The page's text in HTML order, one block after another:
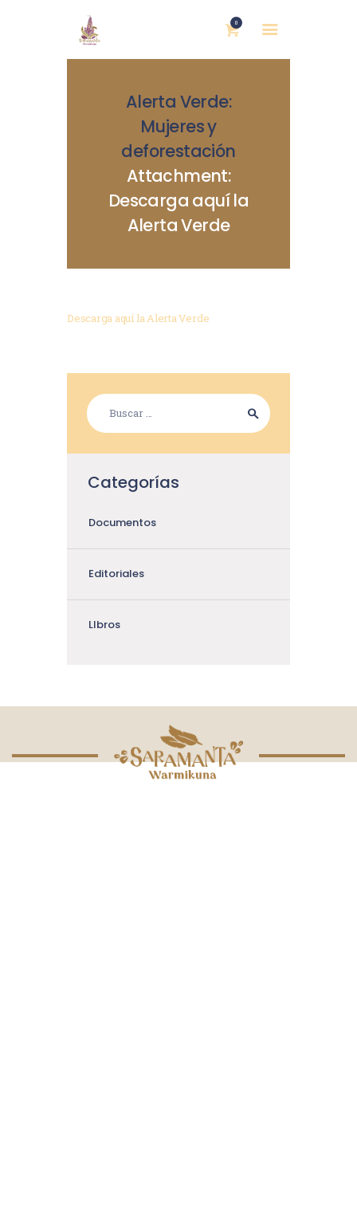
0
Alerta Verde:
Mujeres y
deforestación
Attachment:
Descarga aquí la
Alerta Verde
NOSOTRAS
CONTACTOS
Descarga aquí la Alerta Verde
Categorías
Documentos
Editoriales
LIbros